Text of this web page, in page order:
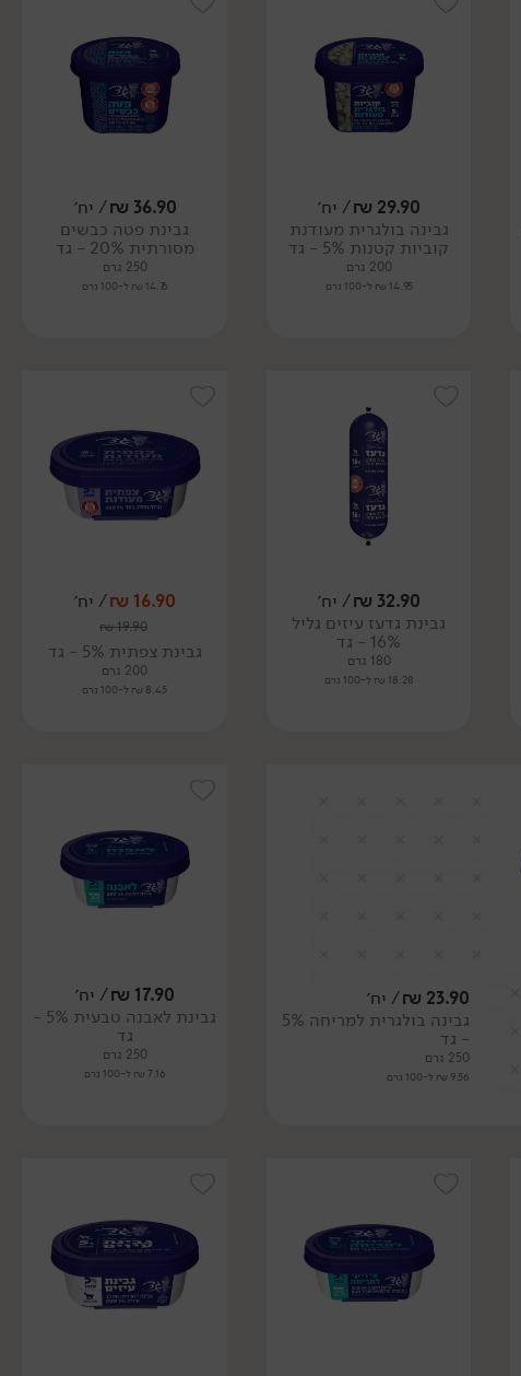
29.90
₪/ יח׳
גבינה בולגרית מעודנת
קוביות קטנות 5% - גד
200 גרם
14.95 ₪ ל-100 גרם
36.90
₪/ יח׳
גבינת פטה כבשים
מסורתית 20% - גד
250 גרם
14.76 ₪ ל-100 גרם
32.90
₪/ יח׳
גבינת גדעז עיזים גליל
16% - גד
180 גרם
18.28 ₪ ל-100 גרם
16.90
₪/ יח׳
19.90
₪
גבינת צפתית 5% - גד
200 גרם
8.45 ₪ ל-100 גרם
23.90
₪/ יח׳
גבינה בולגרית למריחה 5%
- גד
250 גרם
9.56 ₪ ל-100 גרם
17.90
₪/ יח׳
גבינת לאבנה טבעית 5% -
גד
250 גרם
7.16 ₪ ל-100 גרם